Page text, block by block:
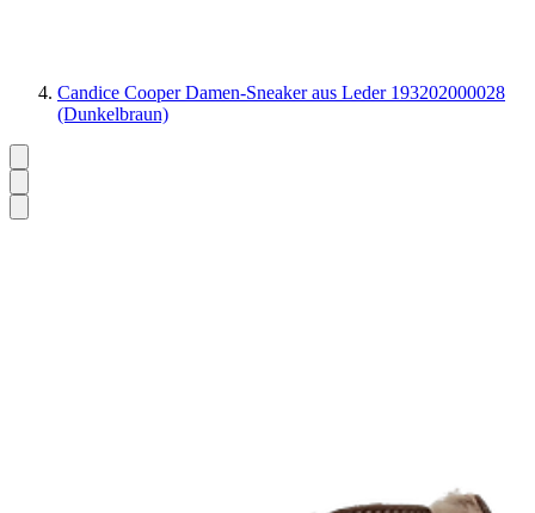
Candice Cooper Damen-Sneaker aus Leder 193202000028
(Dunkelbraun)